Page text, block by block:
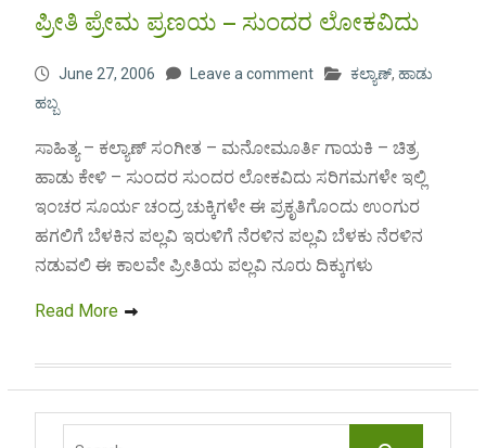
ಪ್ರೀತಿ ಪ್ರೇಮ ಪ್ರಣಯ – ಸುಂದರ ಲೋಕವಿದು
June 27, 2006 Leave a comment ಕಲ್ಯಾಣ್, ಹಾಡು
ಹಬ್ಬ
ಸಾಹಿತ್ಯ – ಕಲ್ಯಾಣ್ ಸಂಗೀತ – ಮನೋಮೂರ್ತಿ ಗಾಯಕಿ – ಚಿತ್ರ
ಹಾಡು ಕೇಳಿ – ಸುಂದರ ಸುಂದರ ಲೋಕವಿದು ಸರಿಗಮಗಳೇ ಇಲ್ಲಿ
ಇಂಚರ ಸೂರ್ಯ ಚಂದ್ರ ಚುಕ್ಕಿಗಳೇ ಈ ಪ್ರಕೃತಿಗೊಂದು ಉಂಗುರ
ಹಗಲಿಗೆ ಬೆಳಕಿನ ಪಲ್ಲವಿ ಇರುಳಿಗೆ ನೆರಳಿನ ಪಲ್ಲವಿ ಬೆಳಕು ನೆರಳಿನ
ನಡುವಲಿ ಈ ಕಾಲವೇ ಪ್ರೀತಿಯ ಪಲ್ಲವಿ ನೂರು ದಿಕ್ಕುಗಳು
Read More